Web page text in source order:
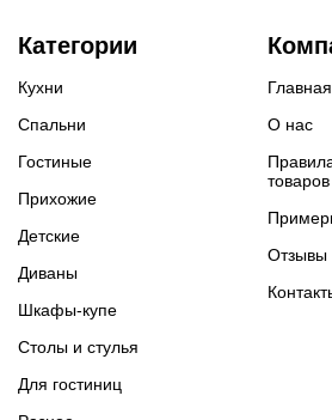
Категории
Кухни
Спальни
Гостиные
Прихожие
Детские
Диваны
Шкафы-купе
Столы и стулья
Для гостиниц
Главная
О нас
товаров
Отзывы